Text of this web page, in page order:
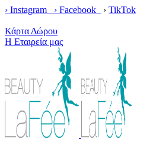
› Instagram › Facebook › TikTok
Κάρτα Δώρου
Η Εταιρεία μας